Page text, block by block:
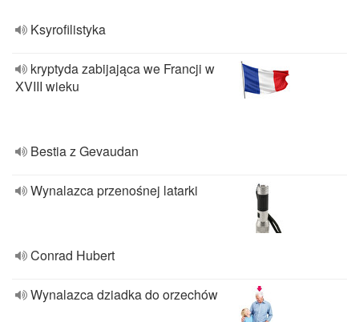
Ksyrofilistyka
kryptyda zabijająca we Francji w
XVIII wieku
Bestia z Gevaudan
Wynalazca przenośnej latarki
Conrad Hubert
Wynalazca dziadka do orzechów